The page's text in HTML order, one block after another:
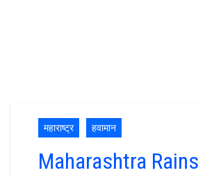
महाराष्ट्र हवामान
Maharashtra Rains